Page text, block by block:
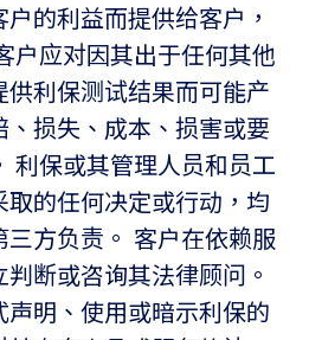
的利益而提供给客户，
户应对因其出于任何其他
供利保测试结果而可能产
、损失、成本、损害或要
利保或其管理人员和员工
取的任何决定或行动，均
三方负责。 客户在依赖服
断或咨询其法律顾问。
声明、使用或暗示利保的